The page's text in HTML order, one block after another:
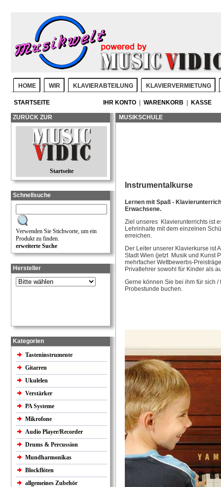
HOME WIR KLAVIERABTEILUNG KLAVIERVERMIETUNG
STARTSEITE IHR KONTO WARENKORB KASSE
ZURÜCK ZUR
Startseite
Schnellsuche
Verwenden Sie Stichworte, um ein
Produkt zu finden.
erweiterte Suche
Hersteller
Kategorien
Tasteninstrumente
Gitarren
Ukulelen
Verstärker
PA Systeme
Mikrofone
Audio Player/Recorder
Drums & Percussion
Mundharmonikas
Blockflöten
allgemeines Zubehör
MUSIKSCHULE
Instrumentalkurse
Lernen mit Spaß -
Erwachsene.
Ziel unseres Klavierunterrichts ist
Lehrinhalte mit dem einzelnen
erreichen.
Der Leiter unserer Klavierkurse ist
Stadt Wien (jetzt Musik und Kunst
mehrfacher Wettbewerbs-
Privatlehrer sowohl für Kinder als
Gerne können Sie bei ihm für sich
Probestunde buchen.